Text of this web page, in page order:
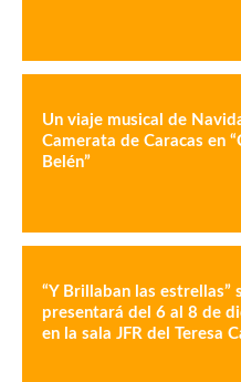
Un viaje musical de
Camerata de Caracas en
Belén”
“Y Brillaban las estrellas”
presentará del 6 al 8 de
en la sala JFR del Teresa